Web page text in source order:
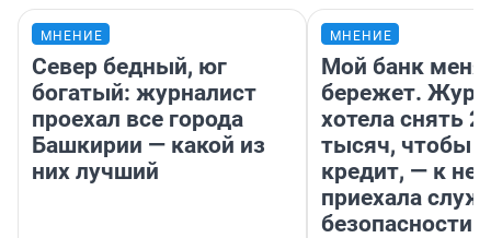
МНЕНИЕ
Север бедный, юг
богатый: журналист
проехал все города
Башкирии — какой из
них лучший
МНЕНИЕ
Мой банк меня
бережет.
хотела снять
тысяч, чтобы
кредит, — к
приехала
безопасности